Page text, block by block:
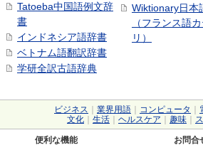
Tatoeba中国語例文辞
書
インドネシア語辞書
ベトナム語翻訳辞書
学研全訳古語辞典
Wiktionary日本
（フランス語
リ）
ビジネス 業界用語 コンピュータ
文化
生活 ヘルスケア 趣味
便利な機能
お問合